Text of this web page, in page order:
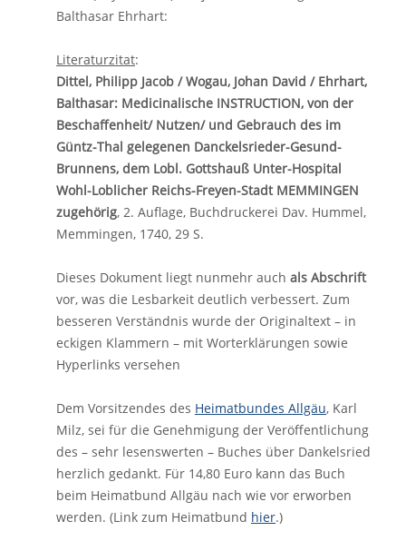
Balthasar Ehrhart:
Literaturzitat:
Dittel, Philipp Jacob / Wogau, Johan David / Ehrhart,
Balthasar: Medicinalische INSTRUCTION, von der
Beschaffenheit/ Nutzen/ und Gebrauch des im
Güntz-Thal gelegenen Danckelsrieder-Gesund-
Brunnens, dem Lobl. Gottshauß Unter-Hospital
Wohl-Loblicher Reichs-Freyen-Stadt MEMMINGEN
zugehörig, 2. Auflage, Buchdruckerei Dav. Hummel,
Memmingen, 1740, 29 S.
Dieses Dokument liegt nunmehr auch als Abschrift
vor, was die Lesbarkeit deutlich verbessert. Zum
besseren Verständnis wurde der Originaltext – in
eckigen Klammern – mit Worterklärungen sowie
Hyperlinks versehen
Dem Vorsitzendes des Heimatbundes Allgäu, Karl
Milz, sei für die Genehmigung der Veröffentlichung
des – sehr lesenswerten – Buches über Dankelsried
herzlich gedankt. Für 14,80 Euro kann das Buch
beim Heimatbund Allgäu nach wie vor erworben
werden. (Link zum Heimatbund hier.)